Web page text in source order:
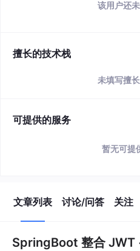
该用户还
擅长的技术栈
未填写擅
可提供的服务
暂无可提
文章列表 讨论/问答 关注
SpringBoot 整合 JWT